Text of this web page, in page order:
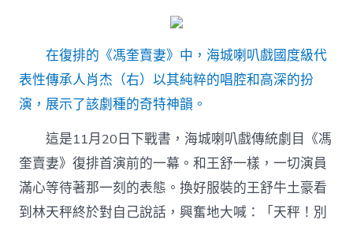
在復排的《馮奎賣妻》中，海城喇叭戲國度級代
表性傳承人肖杰（右）以其純粹的唱腔和高深的扮
演，展示了該劇種的奇特神韻。
這是11月20日下戰書，海城喇叭戲傳統劇目《馮
奎賣妻》復排首演前的一幕。和王舒一樣，一切演員
滿心等待著那一刻的表態。換好服裝的王舒牛土豪看
到林天秤終於對自己說話，興奮地大喊：「天秤！別